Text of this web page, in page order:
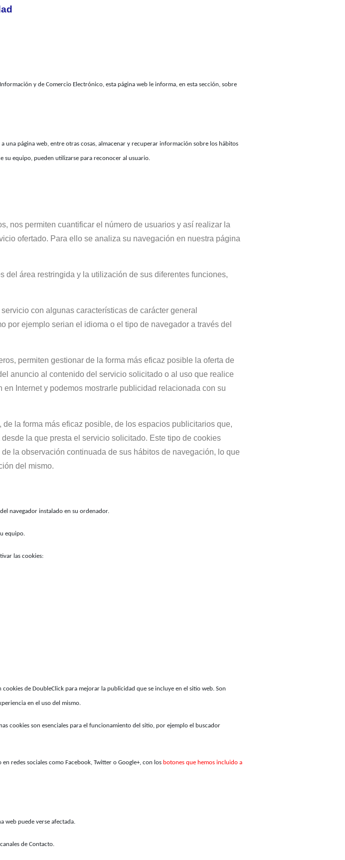
y de Comercio Electrónico, esta página web le informa, en esta sección, sobre
una página web, entre otras cosas, almacenar y recuperar información sobre los hábitos
su equipo, pueden utilizarse para reconocer al usuario.
nos permiten cuantificar el número de usuarios y así realizar la
ofertado. Para ello se analiza su navegación en nuestra página
área restringida y la utilización de sus diferentes funciones,
con algunas características de carácter general
por ejemplo serian el idioma o el tipo de navegador a través del
permiten gestionar de la forma más eficaz posible la oferta de
anuncio al contenido del servicio solicitado o al uso que realice
Internet y podemos mostrarle publicidad relacionada con su
la forma más eficaz posible, de los espacios publicitarios que,
la que presta el servicio solicitado. Este tipo de cookies
la observación continuada de sus hábitos de navegación, lo que
del mismo.
navegador instalado en su ordenador.
equipo.
las cookies:
de DoubleClick para mejorar la publicidad que se incluye en el sitio web. Son
en el uso del mismo.
cookies son esenciales para el funcionamiento del sitio, por ejemplo el buscador
redes sociales como Facebook, Twitter o Google+, con los botones que hemos incluido a
web puede verse afectada.
de Contacto.